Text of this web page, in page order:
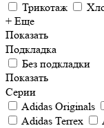
Трикотаж
+ Еще
Показать
Подкладка
Без подкладки
Показать
Серии
Adidas Originals
Adidas Terrex